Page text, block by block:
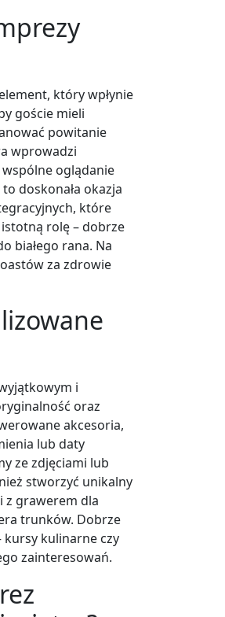
który wpłynie
goście mieli
powitanie
wprowadzi
oglądanie
doskonała okazja
które
rolę – dobrze
białego rana. Na
za zdrowie
i
oraz
akcesoria,
lub daty
ze zdjęciami lub
stworzyć unikalny
z grawerem dla
trunków. Dobrze
kursy kulinarne czy
zainteresowań.